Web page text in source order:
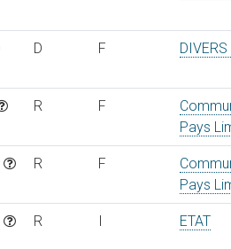
D F
R F
Pays
R F
Pays
R I ETAT